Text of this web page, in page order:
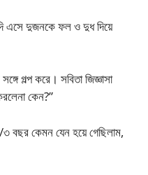
এসে দুজনকে ফল ও দুধ দিয়ে
গল্প করে। সবিতা জিজ্ঞাসা
কেন?”
৩ বছর কেমন যেন হয়ে গেছিলাম,